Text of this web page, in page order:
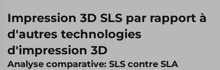
Impression 3D SLS par rapport à
d'autres technologies
d'impression 3D
Analyse comparative: SLS contre SLA